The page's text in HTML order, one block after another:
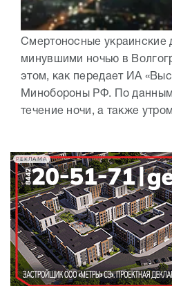
Смертоносные украинские
минувшими ночью в
этом, как передает ИА
Минобороны РФ. По
течение ночи, а также
РЕКЛАМА